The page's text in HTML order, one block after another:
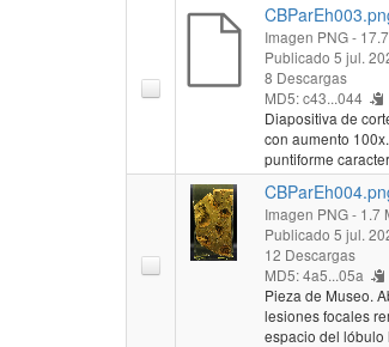
Imagen PNG-
Publicado 5 jul.
8 Descargas
MD5: c43...044
Diapositiva de
con aumento
puntiforme
Imagen PNG- 1.7
Publicado 5 jul.
12 Descargas
MD5: 4a5...05a
Pieza de Museo.
lesiones focales
espacio del lóbulo